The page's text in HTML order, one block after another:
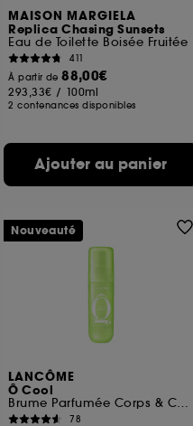
MAISON MARGIELA
Replica Chasing Sunsets
Eau de Toilette Boisée Fruitée
411
À partir de88,00€
293,33€ / 100ml
2 contenances disponibles
Ajouter au panier
LANCÔME
Ô Cool
Brume Parfumée Corps & Cheveux
78
Nouveauté